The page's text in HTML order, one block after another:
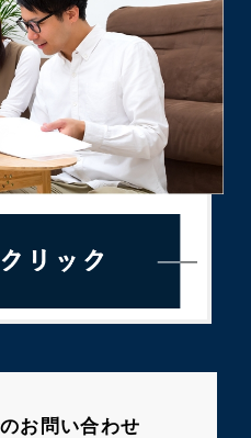
お問い合わせ